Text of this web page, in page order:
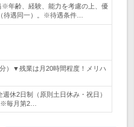
※年齢、経験、能力を考慮の上、優
待遇同一）。※待遇条件…
）▼残業は月20時間程度！メリハ
2日制（原則土日休み・祝日）
毎月第2…